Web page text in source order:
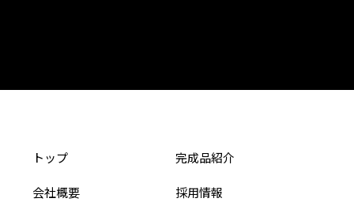
トップ 完成品紹介
会社概要 採用情報